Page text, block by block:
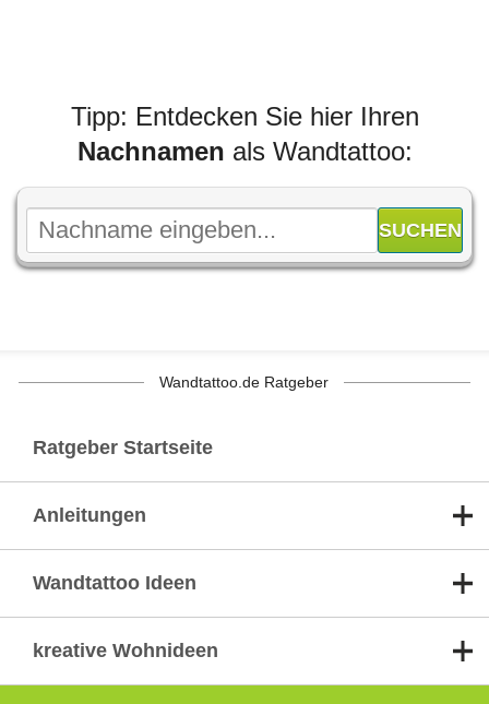
Tipp: Entdecken Sie hier Ihren
Nachnamen als Wandtattoo:
Wandtattoo.de Ratgeber
Ratgeber Startseite
Anleitungen
Wandtattoo Ideen
kreative Wohnideen